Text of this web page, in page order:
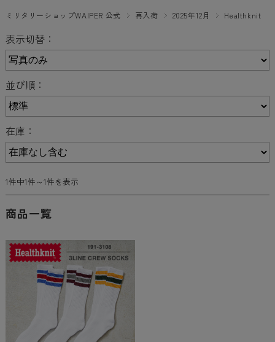
ミリタリーショップWAIPER 公式 再入荷 2025年12月 Healthknit
表示切替：
並び順：
在庫：
1件中1件～1件を表示
商品一覧